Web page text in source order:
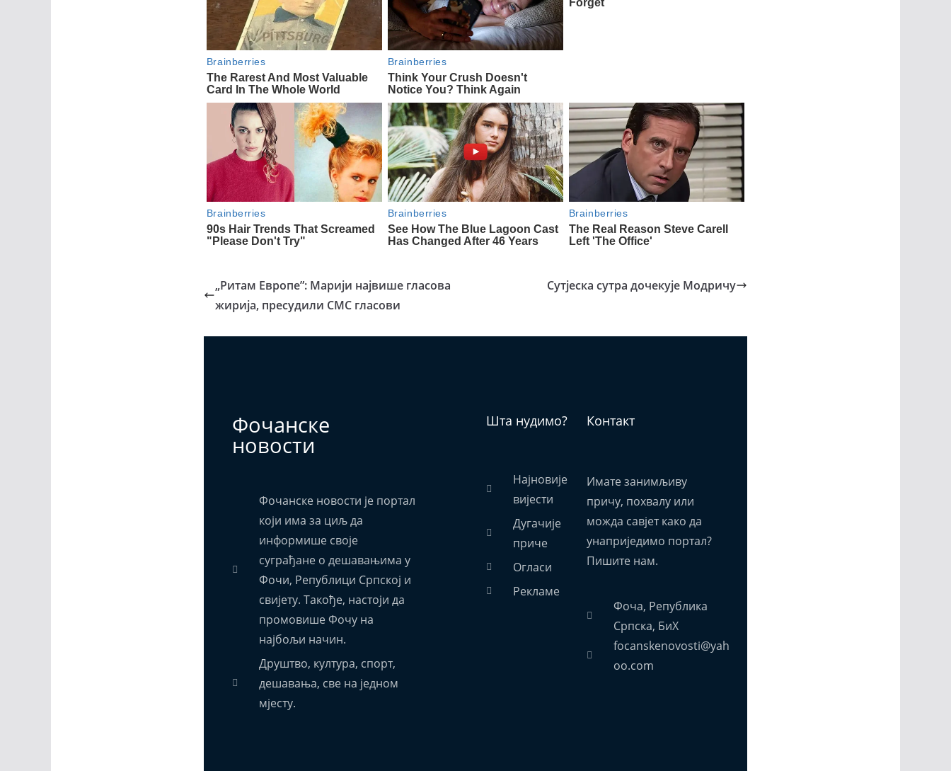
„Ритам Европе”: Марији највише гласова
жирија, пресудили СМС гласови
Сутјеска сутра дочекује Модричу
Фочанске
новости
Фочанске новости је портал
који има за циљ да
информише своје
суграђане о дешавањима у
Фочи, Републици Српској и
свијету. Такође, настоји да
промовише Фочу на
најбољи начин.
Друштво, култура, спорт,
дешавања, све на једном
мјесту.
Шта нудимо?
Најновије
вијести
Дугачије
приче
Огласи
Рекламе
Контакт
Имате занимљиву
причу, похвалу или
можда савјет како да
унаприједимо портал?
Пишите нам.
Фоча, Република
Српска, БиХ
focanskenovosti@yah
oo.com